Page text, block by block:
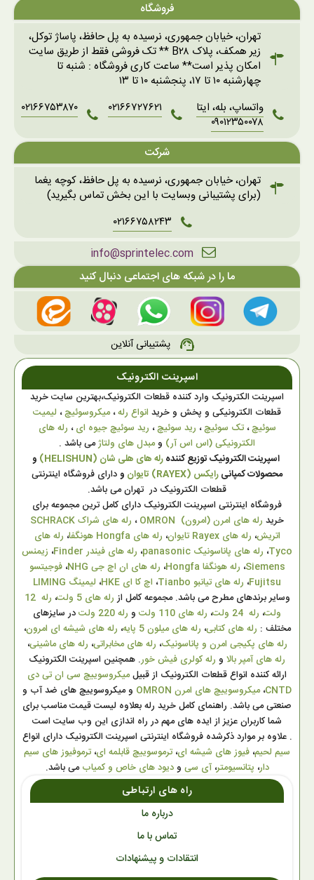
فروشگاه
تهران، خیابان جمهوری، نرسیده به پل حافظ، پاساژ توکل،
زیر همکف، پلاک B۲۸ ** تک فروشی فقط از طریق سایت
امکان پذیر است** ساعت کاری فروشگاه : شنبه تا
چهارشنبه ۱۰ تا ۱۷، پنجشنبه ۱۰ تا ۱۳
واتساپ، بله، ایتا
۰۹۰۱۲۳۵۰۰۷۸
۰۲۱۶۶۷۲۷۶۲۱ ۰۲۱۶۶۷۵۳۸۷۰
شرکت
تهران، خیابان جمهوری، نرسیده به پل حافظ، کوچه یغما
(برای پشتیبانی وبسایت با این بخش تماس بگیرید)
۰۲۱۶۶۷۵۸۲۴۳
info@sprintelec.com
ما را در شبکه های اجتماعی دنبال کنید
support_agent
پشتیبانی آنلاین
اسپرینت الکترونیک
اسپرینت الکترونیک وارد کننده قطعات الکترونیک،بهترین سایت خرید
قطعات الکترونیکی و پخش و خرید انواع رله،میکروسوئیچ، لیمیت
سوئیچ،تک سوئیچ، رید سوئیچ، رید سوئیچ جیوه ای، رله های
الکترونیکی (اس اس آر) ومبدل های ولتاژمی باشد .
اسپرینت الکترونیک توزیع کنندهرله های هلی شان (HELISHUN)
و
محصولات کمپانیرایکس (RAYEX) تایوان ودارای فروشگاه اینترنتی
قطعات الکترونیک در تهران می باشد.
فروشگاه اینترنتی اسپرینت الکترونیک دارای کامل ترین مجموعه برای
خرید رله های امرن (امرون) OMRON ،
رله های شراک SCHRACK
اتریش، رله های Rayex تایوان ، رله های Hongfa هونگفا ، رله های
Tyco، رله های پاناسونیک panasonic ، رله های فیندر Finder ، زیمنس
Siemens، رله هونگفا Hongfa ، رله های ان اچ جی NHG ،فوجیتسو
Fujitsu، رله های تیانبو Tianbo ، اچ کا ای HKE ، لیمینگ LIMING
وسایر برندهای مطرح می باشد. مجموعه کامل از رله های 5 ولت ،
رله 12
ولت، رله 24 ولت ، رله های 110 ولت و رله 220 ولت
در سایزهای
مختلف : رله های کتابی، رله های میلون 5 پایه ، رله های شیشه ای امرون،
رله های پکیجی امرن و پاناسونیک، رله های مخابراتی، رله های ماشینی،
رله های آمپر بالا و رله کولری فیش خور. همچنین اسپرینت الکترونیک
ارائه کننده انواع قطعات الکترونیک از قبیلمیکروسوییچ سی ان تی دی
CNTD،میکروسوییچ های امرن OMRON
و میکروسوییچ های ضد آب و
صنعتی می باشد. راهنمای کامل خرید رله بعلاوه لیست قیمت مناسب برای
شما کاربران عزیز از ایده های مهم در راه اندازی این وب سایت است
. علاوه بر موارد ذکرشده فروشگاه اینترنتی اسپرینت الکترونیک دارای انواع
سیم لحیم، فیوز های شیشه ای، ترموسوییچ قابلمه ای، ترموفیوز های سیم
دار، پتانسیومتر،آی سی ودیود های خاص و کمیابمی باشد.
راه های ارتباطی
درباره ما
تماس با ما
انتقادات و پیشنهادات